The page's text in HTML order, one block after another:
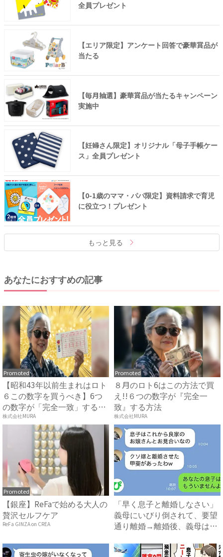
全員プレゼント
【エリア限定】アンケート回答で豪華賞品が
当たる
【毎月抽選】豪華賞品が当たるキャンペーン
実施中
【妊婦さん限定】オリジナル「母子手帳ケー
ス」全員プレゼント
【0-1歳のママ・パパ限定】資料請求で育児
に役立つ！プレゼント
もっと見る
あなたにおすすめの記事
Promoted
【昭和43年以前生まれはロト
６この数字を買うべき】6つ
の数字が「完全一致」する
方...
株式会社MURA
Promoted
８月のロト6はこの方法で買
え!!６つの数字が『完全一
致』する方法
株式会社MURA
Promoted
【銀座】ReFaで始める大人の
贅沢セルフケア
ReFa GINZA on CREA
「早く息子と離婚しなさい」
義母にいびり倒されて、要望
通り離婚→離婚後、義母は絶